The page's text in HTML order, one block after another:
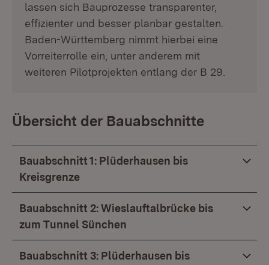
lassen sich Bauprozesse transparenter,
effizienter und besser planbar gestalten.
Baden-Württemberg nimmt hierbei eine
Vorreiterrolle ein, unter anderem mit
weiteren Pilotprojekten entlang der B 29.
Übersicht der Bauabschnitte
​​​​​​​Bauabschnitt 1: Plüderhausen bis
Kreisgrenze
Bauabschnitt 2: Wieslauftalbrücke bis
zum Tunnel Sünchen
Bauabschnitt 3: Plüderhausen bis